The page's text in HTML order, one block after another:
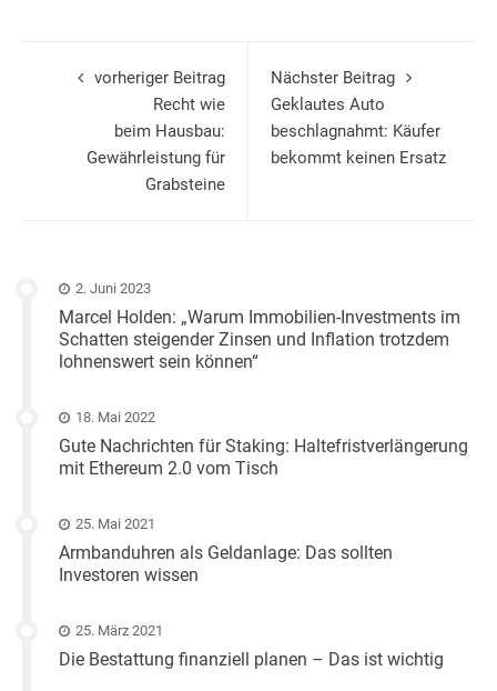
vorheriger Beitrag
Recht wie
beim Hausbau:
Gewährleistung für
Grabsteine
Nächster Beitrag
Geklautes Auto
beschlagnahmt: Käufer
bekommt keinen Ersatz
2. Juni 2023
Marcel Holden: „Warum Immobilien-Investments im
Schatten steigender Zinsen und Inflation trotzdem
lohnenswert sein können“
18. Mai 2022
Gute Nachrichten für Staking: Haltefristverlängerung
mit Ethereum 2.0 vom Tisch
25. Mai 2021
Armbanduhren als Geldanlage: Das sollten
Investoren wissen
25. März 2021
Die Bestattung finanziell planen – Das ist wichtig